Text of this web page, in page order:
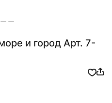
и город Арт. 7-